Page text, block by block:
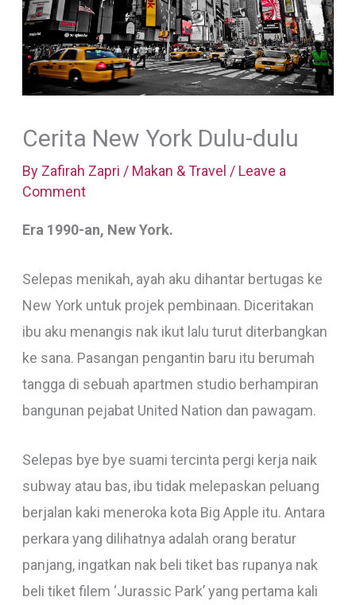
Cerita New York Dulu-dulu
By Zafirah Zapri / Makan & Travel / Leave a
Comment
Era 1990-an, New York.
Selepas menikah, ayah aku dihantar bertugas ke
New York untuk projek pembinaan. Diceritakan
ibu aku menangis nak ikut lalu turut diterbangkan
ke sana. Pasangan pengantin baru itu berumah
tangga di sebuah apartmen studio berhampiran
bangunan pejabat United Nation dan pawagam.
Selepas bye bye suami tercinta pergi kerja naik
subway atau bas, ibu tidak melepaskan peluang
berjalan kaki meneroka kota Big Apple itu. Antara
perkara yang dilihatnya adalah orang beratur
panjang, ingatkan nak beli tiket bas rupanya nak
beli tiket filem ‘Jurassic Park’ yang pertama kali